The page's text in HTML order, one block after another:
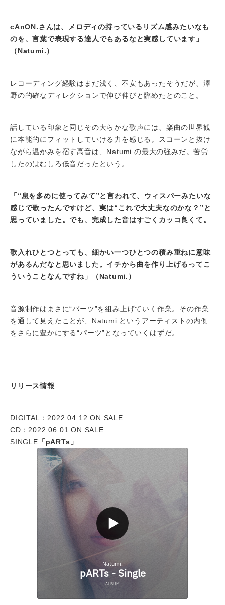
cAnON.さんは、メロディの持っているリズム感みたいなも
のを、言葉で表現する達人でもあるなと実感しています」
（Natumi.）
レコーディング経験はまだ浅く、不安もあったそうだが、澤
野の的確なディレクションで伸び伸びと臨めたとのこと。
話している印象と同じその大らかな歌声には、楽曲の世界観
に本能的にフィットしていける力を感じる。スコーンと抜け
ながら温かみを宿す高音は、Natumi.の最大の強みだ。苦労
したのはむしろ低音だったという。
「“息を多めに使ってみて”と言われて、ウィスパーみたいな
感じで歌ったんですけど、実は“これで大丈夫なのかな？”と
思っていました。でも、完成した音はすごくカッコ良くて。
歌入れひとつとっても、細かい一つひとつの積み重ねに意味
があるんだなと思いました。イチから曲を作り上げるってこ
ういうことなんですね」（Natumi.）
音源制作はまさに“パーツ”を組み上げていく作業。その作業
を通して見えたことが、Natumi.というアーティストの内側
をさらに豊かにする“パーツ”となっていくはずだ。
リリース情報
DIGITAL：2022.04.12 ON SALE
CD：2022.06.01 ON SALE
SINGLE 「pARTs」